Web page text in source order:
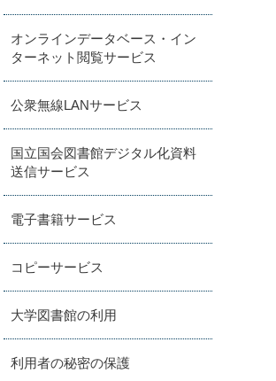
オンラインデータベース・イン
ターネット閲覧サービス
公衆無線LANサービス
国立国会図書館デジタル化資料
送信サービス
電子書籍サービス
コピーサービス
大学図書館の利用
利用者の秘密の保護